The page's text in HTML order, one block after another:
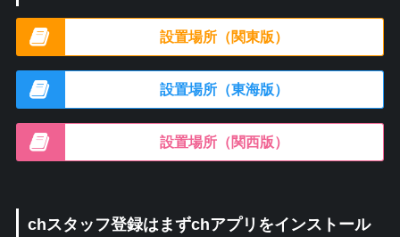
設置場所（関東版）
設置場所（東海版）
設置場所（関西版）
chスタッフ登録はまずchアプリをインストール